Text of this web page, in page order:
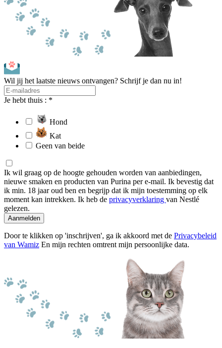
Wil jij het laatste nieuws ontvangen? Schrijf je dan nu in!
Je hebt thuis : *
Hond
Kat
Geen van beide
Ik wil graag op de hoogte gehouden worden van aanbiedingen,
nieuwe smaken en producten van Purina per e-mail. Ik bevestig dat
ik min. 18 jaar oud ben en begrijp dat ik mijn toestemming op elk
moment kan intrekken. Ik heb de privacyverklaring van Nestlé
gelezen.
Aanmelden
Door te klikken op 'inschrijven', ga ik akkoord met de Privacybeleid
van Wamiz En mijn rechten omtrent mijn persoonlijke data.